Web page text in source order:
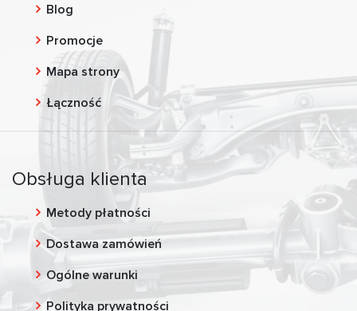
Blog
Promocje
Mapa strony
Łączność
Obsługa klienta
Metody płatności
Dostawa zamówień
Ogólne warunki
Polityka prywatności